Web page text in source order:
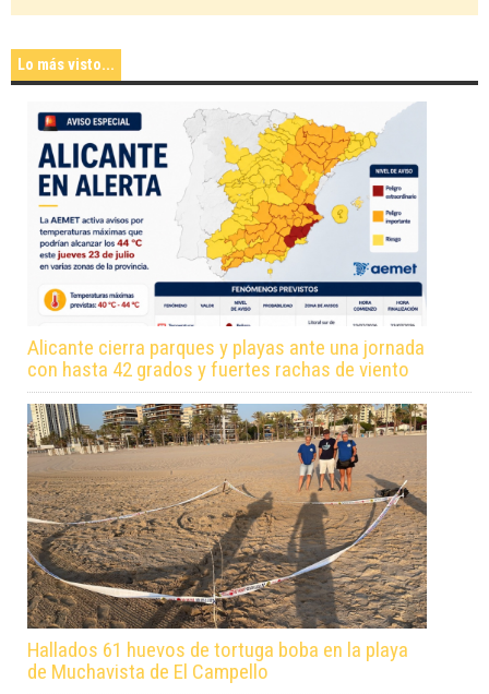
Lo más visto...
Alicante cierra parques y playas ante una jornada
con hasta 42 grados y fuertes rachas de viento
Hallados 61 huevos de tortuga boba en la playa
de Muchavista de El Campello